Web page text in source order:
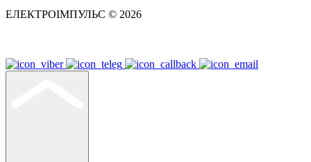
ЕЛЕКТРОІМПУЛЬС © 2026